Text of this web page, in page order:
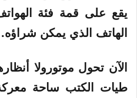
يقع على قمة فئة
الهاتف الذي يمكن شراؤه.
الآن تحول موتورولا
طيات الكتب ساحة